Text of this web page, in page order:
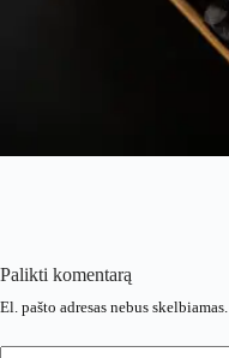
Palikti komentarą
El. pašto adresas nebus skelbiamas.